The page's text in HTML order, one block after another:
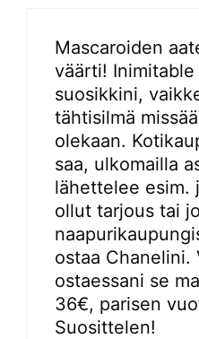
Mascaroiden
väärti!
suosikkini,
tähtisilmä
olekaan.
saa, ulkomailla
lähettelee esim.
ollut tarjous tai
ostaa Chanelini.
ostaessani se
36€, parisen
Suosittelen!